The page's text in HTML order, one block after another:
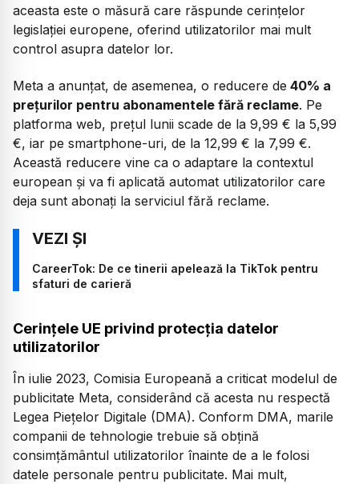
aceasta este o măsură care răspunde cerințelor
legislației europene, oferind utilizatorilor mai mult
control asupra datelor lor.
Meta a anunțat, de asemenea, o reducere de 40% a
prețurilor pentru abonamentele fără reclame. Pe
platforma web, prețul lunii scade de la 9,99 € la 5,99
€, iar pe smartphone-uri, de la 12,99 € la 7,99 €.
Această reducere vine ca o adaptare la contextul
european și va fi aplicată automat utilizatorilor care
deja sunt abonați la serviciul fără reclame.
CareerTok: De ce tinerii apelează la TikTok pentru
sfaturi de carieră
Cerințele UE privind protecția datelor
utilizatorilor
În iulie 2023, Comisia Europeană a criticat modelul de
publicitate Meta, considerând că acesta nu respectă
Legea Piețelor Digitale (DMA). Conform DMA, marile
companii de tehnologie trebuie să obțină
consimțământul utilizatorilor înainte de a le folosi
datele personale pentru publicitate. Mai mult,